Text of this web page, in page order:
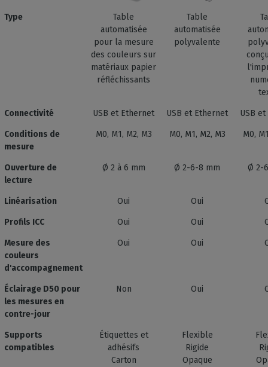
Type
Table
automatisée
pour la mesure
des couleurs sur
matériaux papier
réfléchissants
Table
automatisée
polyvalente
Connectivité USB et Ethernet USB et Ethernet USB
Conditions de
mesure
M0, M1, M2, M3 M0, M1, M2, M3 M0,
Ouverture de
lecture
Ø 2 à 6 mm Ø 2-6-8 mm Ø 2-
Linéarisation Oui Oui
Profils ICC Oui Oui
Mesure des
couleurs
d'accompagnement
Oui Oui
Éclairage D50 pour
les mesures en
contre-jour
Non Oui
Supports
compatibles
Étiquettes et
adhésifs
Carton
Flexible
Rigide
Opaque